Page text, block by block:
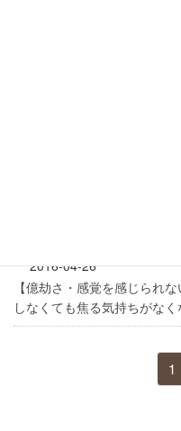
2016-04-26
【億劫さ・感覚を感じられ
しなくても焦る気持ちがなく
ペ
ー
1